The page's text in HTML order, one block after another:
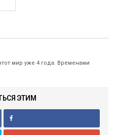
мир уже 4 года. Временами
ЭТИМ